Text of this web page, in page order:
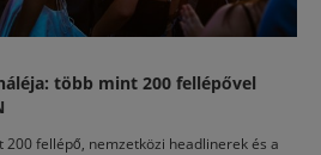
több mint 200 fellépővel
fellépő, nemzetközi headlinerek és a